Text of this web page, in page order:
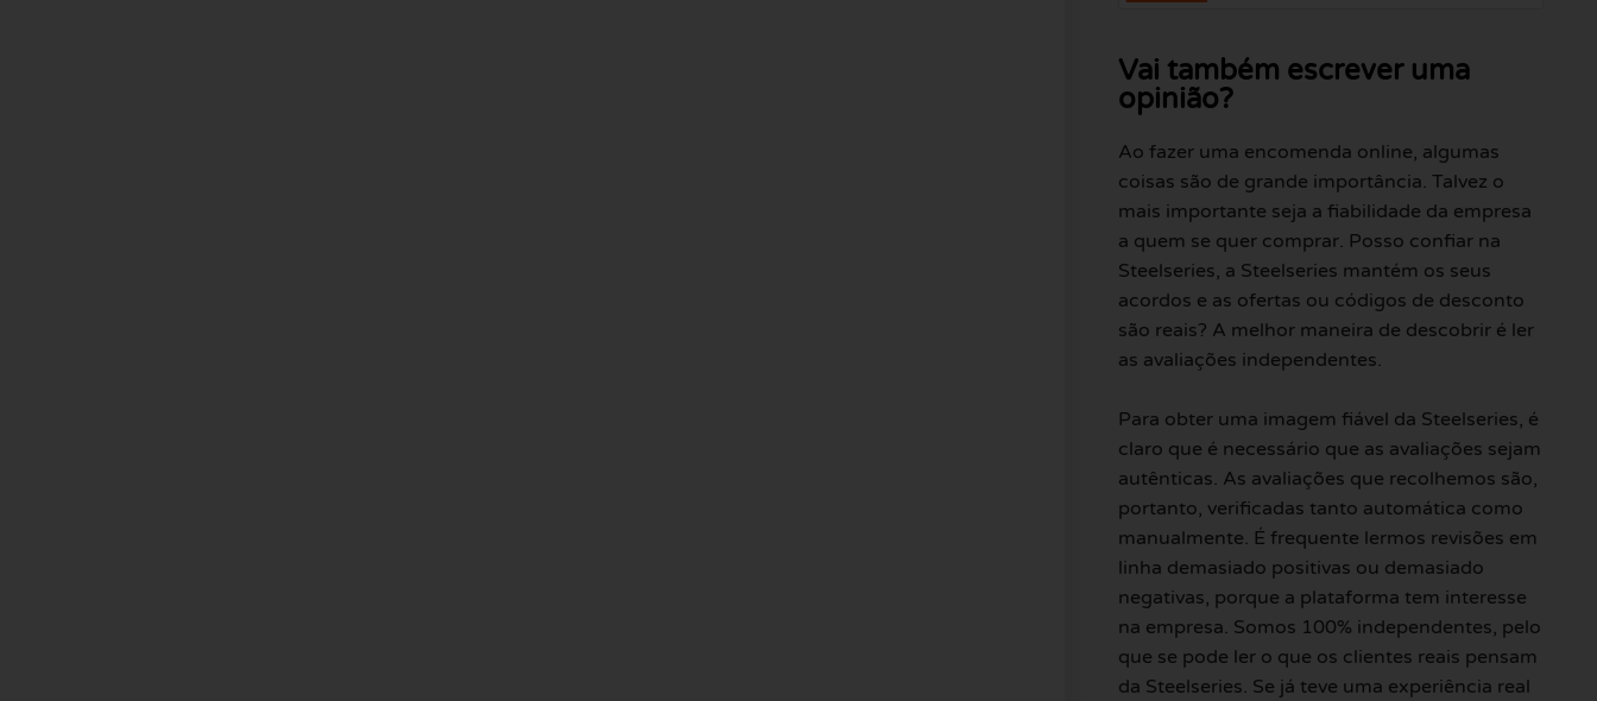
Vai também escrever uma
opinião?
Ao fazer uma encomenda online, algumas
coisas são de grande importância. Talvez o
mais importante seja a fiabilidade da empresa
a quem se quer comprar. Posso confiar na
Steelseries, a Steelseries mantém os seus
acordos e as ofertas ou códigos de desconto
são reais? A melhor maneira de descobrir é ler
as avaliações independentes.
Para obter uma imagem fiável da Steelseries, é
claro que é necessário que as avaliações sejam
autênticas. As avaliações que recolhemos são,
portanto, verificadas tanto automática como
manualmente. É frequente lermos revisões em
linha demasiado positivas ou demasiado
negativas, porque a plataforma tem interesse
na empresa. Somos 100% independentes, pelo
que se pode ler o que os clientes reais pensam
da Steelseries. Se já teve uma experiência real